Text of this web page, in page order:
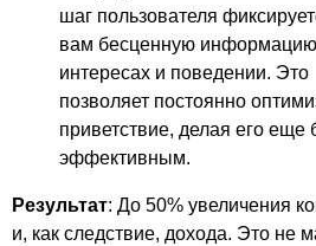
шаг пользователя
вам бесценную информацию
интересах и поведении. Это
позволяет постоянно
приветствие, делая его еще
эффективным.
Результат: До 50% увеличения
и, как следствие, дохода. Это не